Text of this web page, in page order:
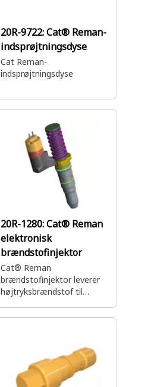
20R-9722:Cat® Reman-
indsprøjtningsdyse
Cat Reman-
indsprøjtningsdyse
20R-1280:Cat® Reman
elektronisk
brændstofinjektor
Cat® Reman
brændstofinjektor leverer
højtryksbrændstof til